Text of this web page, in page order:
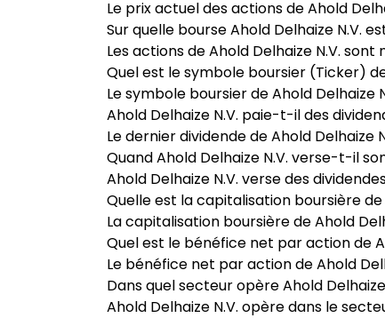
Le prix actuel des actions de Ahold
Sur quelle bourse Ahold Delhaize N.V.
Les actions de Ahold Delhaize N.V. sont
Quel est le symbole boursier (Ticker)
Le symbole boursier de Ahold Delhaize
Ahold Delhaize N.V. paie-t-il des
Le dernier dividende de Ahold Delhaize
Quand Ahold Delhaize N.V. verse-t-il
Ahold Delhaize N.V. verse des
Quelle est la capitalisation boursière de
La capitalisation boursière de Ahold
Quel est le bénéfice net par action de
Le bénéfice net par action de Ahold
Dans quel secteur opère Ahold Delhaize
Ahold Delhaize N.V. opère dans le